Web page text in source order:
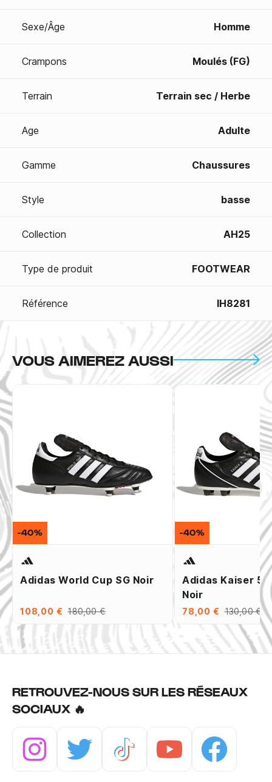
Sexe/Âge Homme
Crampons Moulés (FG)
Terrain Terrain sec / Herbe
Age Adulte
Gamme Chaussures
Style basse
Collection AH25
Type de produit FOOTWEAR
Référence IH8281
VOUS AIMEREZ AUSSI
Adidas World Cup SG Noir
108,00 € 180,00 €
-40%
Adidas Kaiser 5
Noir
78,00 € 130,00 €
-40%
RETROUVEZ-NOUS SUR LES RÉSEAUX
SOCIAUX 🔥